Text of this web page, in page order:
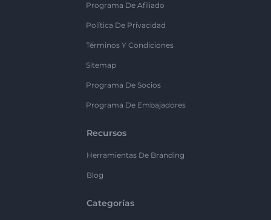
Programa De Afiliado
Política De Privacidad
Términos Y Condiciones
Sitemap
Programa De Socios
Programa De Embajadores
Recursos
Herramientas De Branding
Blog
Categorías